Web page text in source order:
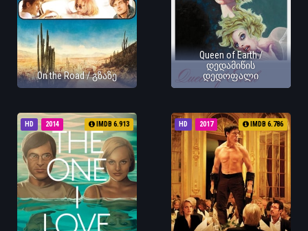
On the Road / გზაზე
Queen of Earth /
დედამიწის
დედოფალი
HD 2014 IMDB 6.913 HD 2017 IMDB 6.786